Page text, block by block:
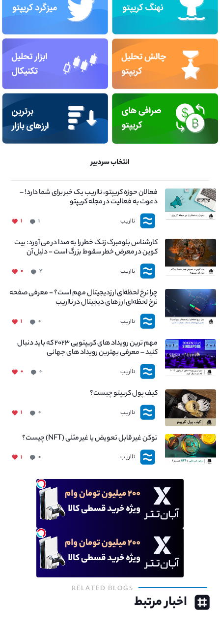
انتخاب سردبیر
فعالان حوزه کریپتو، نااریب یک خبر برای شما دارد! –
دعوت به فعالیت در مجله کریپتو
نااریب ۱ ۱
کارشناس بلومبرگ زنگ خطر را به صدا در می آورد: بیت
کوین در معرض خطر سقوط بزرگ است - دلیل آن
چیست؟
نااریب ۲ ۰
چرا نرخ لحظه‌ای ارزدیجیتال مهم است؟ - معرفی صفحه
نرخ لحظه‌ای ارز های دیجیتال در نااریب
نااریب ۰ ۱
مهم ترین رویداد های کریپتویی ۲۰۲۳ که باید دنبال
کنید – معرفی بهترین رویداد های جهانی
نااریب ۰ ۰
کیف پول کریپتو چیست؟
نااریب ۰ ۱
توکن غیر قابل تعویض یا غیر مثلی (NFT) چیست؟
نااریب ۰ ۱
RELATED BLOGS
اخبار مرتبط